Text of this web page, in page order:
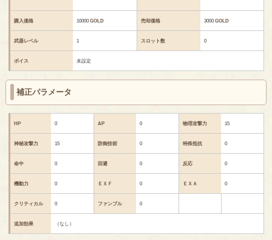
購入価格 10000GOLD 売却価格 3000GOLD
武器レベル 1 スロット数 0
ボイス 未設定
補正パラメータ
HP 0 AP 0 物理攻撃力 15
神秘攻撃力 15 防御技術 0 特殊抵抗 0
命中 0 回避 0 反応 0
機動力 0 ＥＸＦ 0 ＥＸＡ 0
クリティカル 0 ファンブル 0
追加効果 （なし）